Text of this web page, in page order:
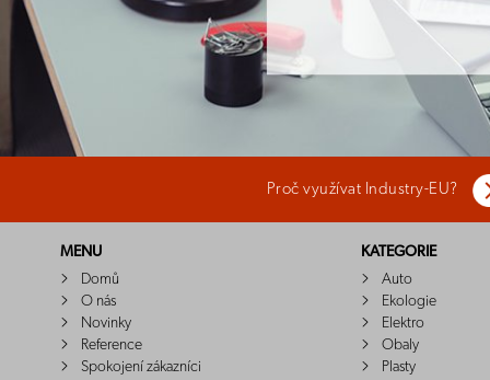
Proč využívat Industry-EU?
MENU
Domů
O nás
Novinky
Reference
Spokojení zákazníci
KATEGORIE
Auto
Ekologie
Elektro
Obaly
Plasty